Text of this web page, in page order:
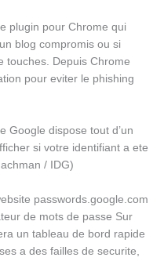
plugin pour Chrome qui
blog compromis ou si
touches. Depuis Chrome
pour eviter le phishing
Google dispose tout d’un
si votre identifiant a ete
/ IDG)
passwords.google.com
de mots de passe Sur
un tableau de bord rapide
a des failles de securite,